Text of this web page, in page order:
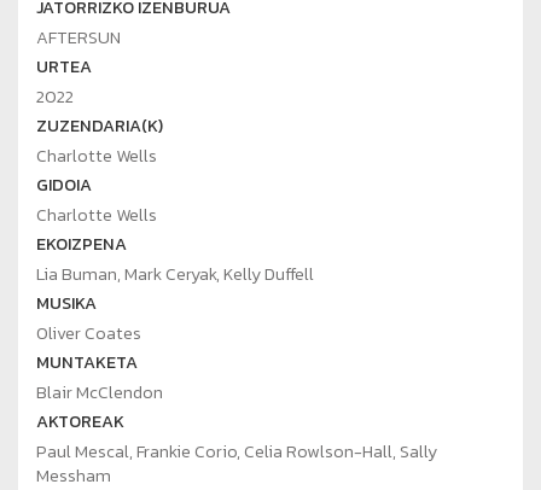
JATORRIZKO IZENBURUA
AFTERSUN
URTEA
2022
ZUZENDARIA(K)
Charlotte Wells
GIDOIA
Charlotte Wells
EKOIZPENA
Lia Buman, Mark Ceryak, Kelly Duffell
MUSIKA
Oliver Coates
MUNTAKETA
Blair McClendon
AKTOREAK
Paul Mescal, Frankie Corio, Celia Rowlson-Hall, Sally
Messham